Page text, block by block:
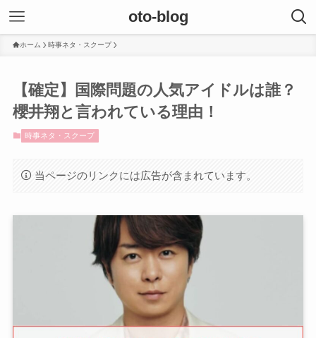
oto-blog
ホーム 時事ネタ・スクープ
【確定】国際問題の人気アイドルは誰？
櫻井翔と言われている理由！
時事ネタ・スクープ
当ページのリンクには広告が含まれています。